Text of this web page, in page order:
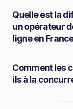
Quelle est la
un opérateur
ligne en
Comment les
ils à la